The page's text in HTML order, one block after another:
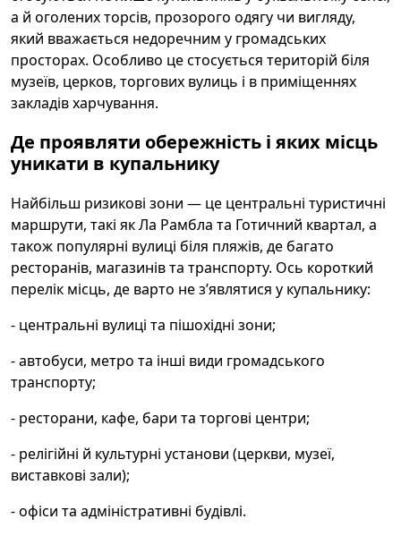
а й оголених торсів, прозорого одягу чи вигляду,
який вважається недоречним у громадських
просторах. Особливо це стосується територій біля
музеїв, церков, торгових вулиць і в приміщеннях
закладів харчування.
Де проявляти обережність і яких місць
уникати в купальнику
Найбільш ризикові зони — це центральні туристичні
маршрути, такі як Ла Рамбла та Готичний квартал, а
також популярні вулиці біля пляжів, де багато
ресторанів, магазинів та транспорту. Ось короткий
перелік місць, де варто не з’являтися у купальнику:
- центральні вулиці та пішохідні зони;
- автобуси, метро та інші види громадського
транспорту;
- ресторани, кафе, бари та торгові центри;
- релігійні й культурні установи (церкви, музеї,
виставкові зали);
- офіси та адміністративні будівлі.